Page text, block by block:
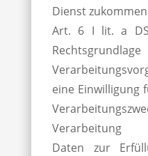
Dienst
Art. 6 I lit. a
eine Einwilligung
Verarbeitung
Daten zur